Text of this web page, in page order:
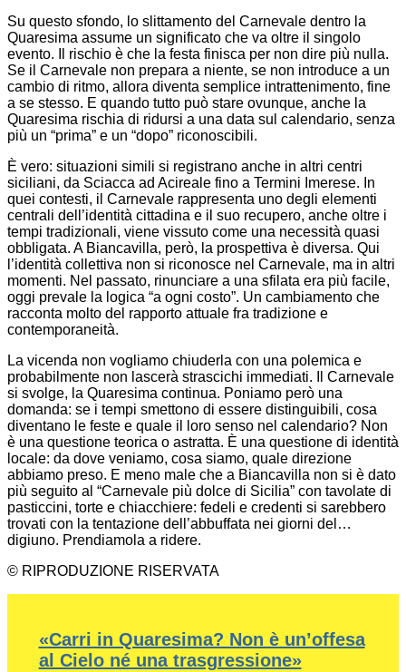
Su questo sfondo, lo slittamento del Carnevale dentro la
Quaresima assume un significato che va oltre il singolo
evento. Il rischio è che la festa finisca per non dire più nulla.
Se il Carnevale non prepara a niente, se non introduce a un
cambio di ritmo, allora diventa semplice intrattenimento, fine
a se stesso. E quando tutto può stare ovunque, anche la
Quaresima rischia di ridursi a una data sul calendario, senza
più un “prima” e un “dopo” riconoscibili.
È vero: situazioni simili si registrano anche in altri centri
siciliani, da Sciacca ad Acireale fino a Termini Imerese. In
quei contesti, il Carnevale rappresenta uno degli elementi
centrali dell’identità cittadina e il suo recupero, anche oltre i
tempi tradizionali, viene vissuto come una necessità quasi
obbligata. A Biancavilla, però, la prospettiva è diversa. Qui
l’identità collettiva non si riconosce nel Carnevale, ma in altri
momenti. Nel passato, rinunciare a una sfilata era più facile,
oggi prevale la logica “a ogni costo”. Un cambiamento che
racconta molto del rapporto attuale fra tradizione e
contemporaneità.
La vicenda non vogliamo chiuderla con una polemica e
probabilmente non lascerà strascichi immediati. Il Carnevale
si svolge, la Quaresima continua. Poniamo però una
domanda: se i tempi smettono di essere distinguibili, cosa
diventano le feste e quale il loro senso nel calendario? Non
è una questione teorica o astratta. È una questione di identità
locale: da dove veniamo, cosa siamo, quale direzione
abbiamo preso. E meno male che a Biancavilla non si è dato
più seguito al “Carnevale più dolce di Sicilia” con tavolate di
pasticcini, torte e chiacchiere: fedeli e credenti si sarebbero
trovati con la tentazione dell’abbuffata nei giorni del…
digiuno. Prendiamola a ridere.
© RIPRODUZIONE RISERVATA
«Carri in Quaresima? Non è un’offesa
al Cielo né una trasgressione»